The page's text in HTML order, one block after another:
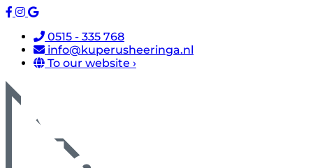
0515 - 335 768
info@kuperusheeringa.nl
To our website ›